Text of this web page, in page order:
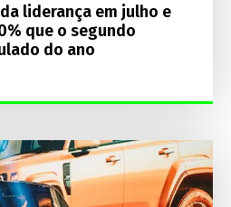
liderança em julho e
que o segundo
do ano